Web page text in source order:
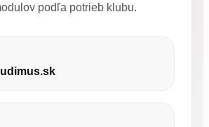
podľa potrieb klubu.